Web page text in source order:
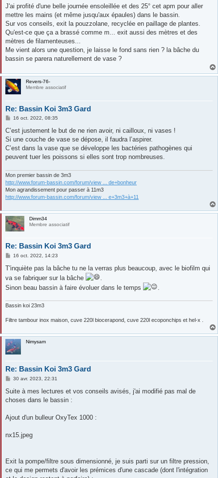
s
a
g
J'ai profité d'une belle journée ensoleillée et des 25° cet apm pour aller
mettre les mains (et même jusqu'aux épaules) dans le bassin.
Sur vos conseils, exit la pouzzolane, recyclée en paillage de plantes.
Qu'est-ce que ça a brassé comme m... exit aussi des mètres et des
mètres de filamenteuses...
Me vient alors une question, je laisse le fond sans rien ? la bâche du
bassin se parera naturellement de vase ?
Revers-76-
Membre associatif
Re: Bassin Koi 3m3 Gard
M
s
a
g
16 oct. 2022, 08:35
C’est justement le but de ne rien avoir, ni cailloux, ni vases !
Si une couche de vase se dépose, il faudra l’aspirer.
C’est dans la vase que se développe les bactéries pathogènes qui
peuvent tuer les poissons si elles sont trop nombreuses.
Mon premier bassin de 3m3
http://www.forum-bassin.com/forum/view ... de+bonheur
Mon agrandissement pour passer à 11m3
http://www.forum-bassin.com/forum/view ... e+3m3+à+11
Dimm34
Membre associatif
Re: Bassin Koi 3m3 Gard
M
s
a
e
16 oct. 2022, 14:23
T'inquiète pas la bâche tu ne la verras plus beaucoup, avec le biofilm qui
va se fabriquer sur la bâche
Sinon beau bassin à faire évoluer dans le temps
Bassin koi 23m3
Filtre tambour inox maison, cuve 220l biocerapond, cuve 220l ecoponchips et hel-x .
Nimysam
Re: Bassin Koi 3m3 Gard
M
s
a
30 avr. 2023, 22:31
Suite à mes lectures et vos conseils avisés, j'ai modifié pas mal de
choses dans le bassin :
Ajout d'un bulleur OxyTex 1000 :
nx15.jpeg
Exit la pompe/filtre sous dimensionné, je suis parti sur un filtre pression,
ce qui me permets d'avoir les prémices d'une cascade (dont l'intégration